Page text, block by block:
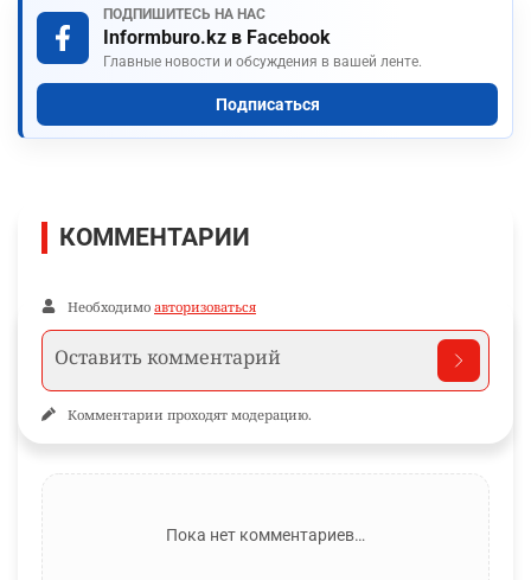
ПОДПИШИТЕСЬ НА НАС
Informburo.kz в Facebook
Главные новости и обсуждения в вашей ленте.
Подписаться
КОММЕНТАРИИ
Необходимо авторизоваться
Комментарии проходят модерацию.
Пока нет комментариев…